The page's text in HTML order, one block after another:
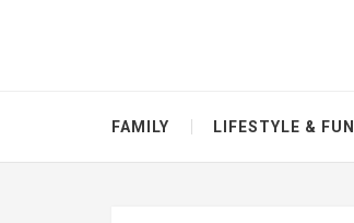
FAMILY LIFESTYLE & FUN